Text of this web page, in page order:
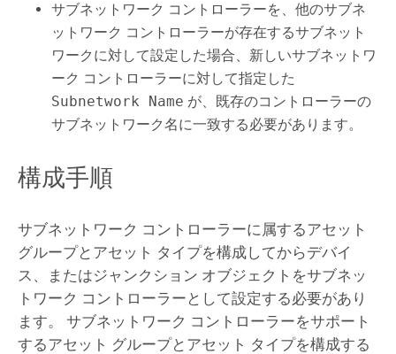
サブネットワーク コントローラーを、他のサブネ
ットワーク コントローラーが存在するサブネット
ワークに対して設定した場合、新しいサブネットワ
ーク コントローラーに対して指定した
Subnetwork Name が、既存のコントローラーの
サブネットワーク名に一致する必要があります。
構成手順
サブネットワーク コントローラーに属するアセット
グループとアセット タイプを構成してからデバイ
ス、またはジャンクション オブジェクトをサブネッ
トワーク コントローラーとして設定する必要があり
ます。 サブネットワーク コントローラーをサポート
するアセット グループとアセット タイプを構成する